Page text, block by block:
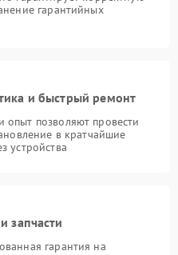
гарантийных
и быстрый ремонт
позволяют провести
в кратчайшие
устройства
запчасти
гарантия на